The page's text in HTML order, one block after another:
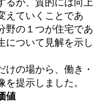
えていくことであ
野の１つが住宅であ
について見解を示し
の場から、働き・
提示しました。
値